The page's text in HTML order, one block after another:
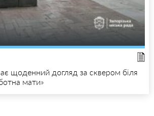
щоденний догляд за сквером біля
мати»